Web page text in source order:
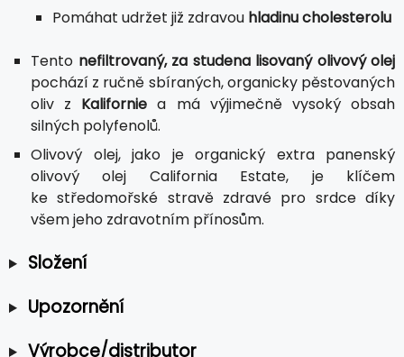
Pomáhat udržet již zdravou hladinu cholesterolu
Tento nefiltrovaný, za studena lisovaný olivový olej
pochází z ručně sbíraných, organicky pěstovaných
oliv z Kalifornie a má výjimečně vysoký obsah
silných polyfenolů.
Olivový olej, jako je organický extra panenský
olivový olej California Estate, je klíčem
ke středomořské stravě zdravé pro srdce díky
všem jeho zdravotním přínosům.
Složení
Upozornění
Výrobce/distributor